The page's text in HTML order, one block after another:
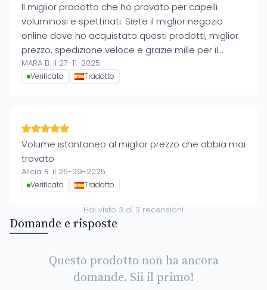
Il miglior prodotto che ho provato per capelli
voluminosi e spettinati. Siete il miglior negozio
online dove ho acquistato questi prodotti, miglior
prezzo, spedizione veloce e grazie mille per il
regalo. Meraviglioso!!! Comprerò ancora da voi!
Grazie mille.
MARA B. il 27-11-2025
Verificata Tradotto
Volume istantaneo al miglior prezzo che abbia mai
trovato
Alicia R. il 25-09-2025
Verificata Tradotto
Hai visto 3 di 3 recensioni
Domande e risposte
Questo prodotto non ha ancora
domande. Sii il primo!